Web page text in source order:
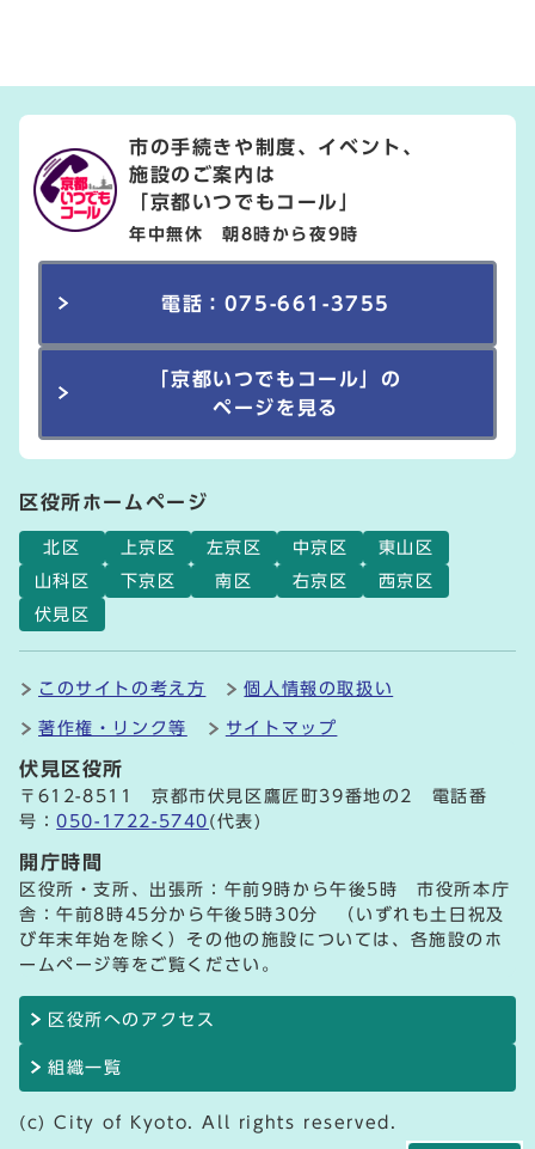
市の手続きや制度、イベント、
施設のご案内は
「京都いつでもコール」
年中無休 朝8時から夜9時
電話：075-661-3755
「京都いつでもコール」の
ページを見る
区役所ホームページ
北区 上京区 左京区 中京区
東山区
山科区
下京区 南区 右京区
西京区
伏見区
このサイトの考え方 個人情報の取扱い
著作権・リンク等 サイトマップ
伏見区役所
〒612-8511 京都市伏見区鷹匠町39番地の2 電話番
号：050-1722-5740 (代表)
開庁時間
区役所・支所、出張所：午前9時から午後5時 市役所本庁
舎：午前8時45分から午後5時30分 （いずれも土日祝及
び年末年始を除く）その他の施設については、各施設のホ
ームページ等をご覧ください。
区役所へのアクセス
組織一覧
(c) City of Kyoto. All rights reserved.